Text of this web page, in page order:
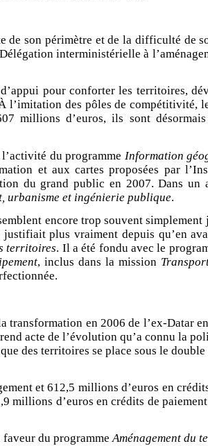
de son périmètre et de la difficulté de
interministérielle à
pour conforter les territoires,
des pôles de compétitivité,
millions d’euros, ils sont
du programme Information
et aux cartes proposées par
du grand public en 2007. Dans un
urbanisme et ingénierie publique.
encore trop souvent
justifiait plus vraiment depuis qu’en
territoires. Il a été fondu avec le
, inclus dans la mission
transformation en 2006 de l’ex-Datar
acte de l’évolution qu’a connu la
des territoires se place sous le
et 612,5 millions d’euros en
millions d’euros en crédits de
faveur du programmeAménagement du